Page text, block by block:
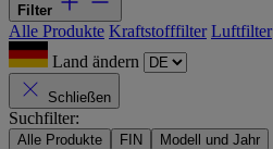
Filter
Alle Produkte Kraftstofffilter Luftfilter
Land ändern
Schließen
Suchfilter:
Alle Produkte FIN
Modell und Jahr